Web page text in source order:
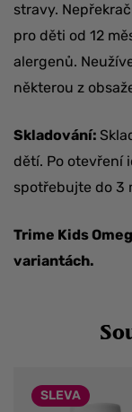
stravy.
pro děti od 12
alergenů.
některou z
Skladování:
dětí. Po otevření
spotřebujte do 3
Trime Kids
variantách.
SLEVA